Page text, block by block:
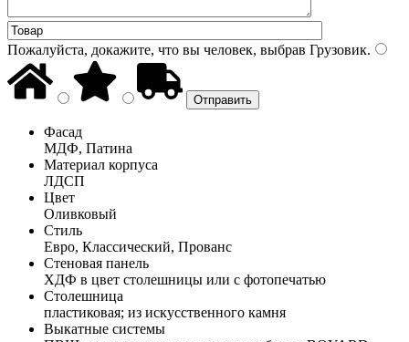
Пожалуйста, докажите, что вы человек, выбрав Грузовик.
Фасад
МДФ, Патина
Материал корпуса
ЛДСП
Цвет
Оливковый
Стиль
Евро, Классический, Прованс
Стеновая панель
ХДФ в цвет столешницы или с фотопечатью
Столешница
пластиковая; из искусственного камня
Выкатные системы